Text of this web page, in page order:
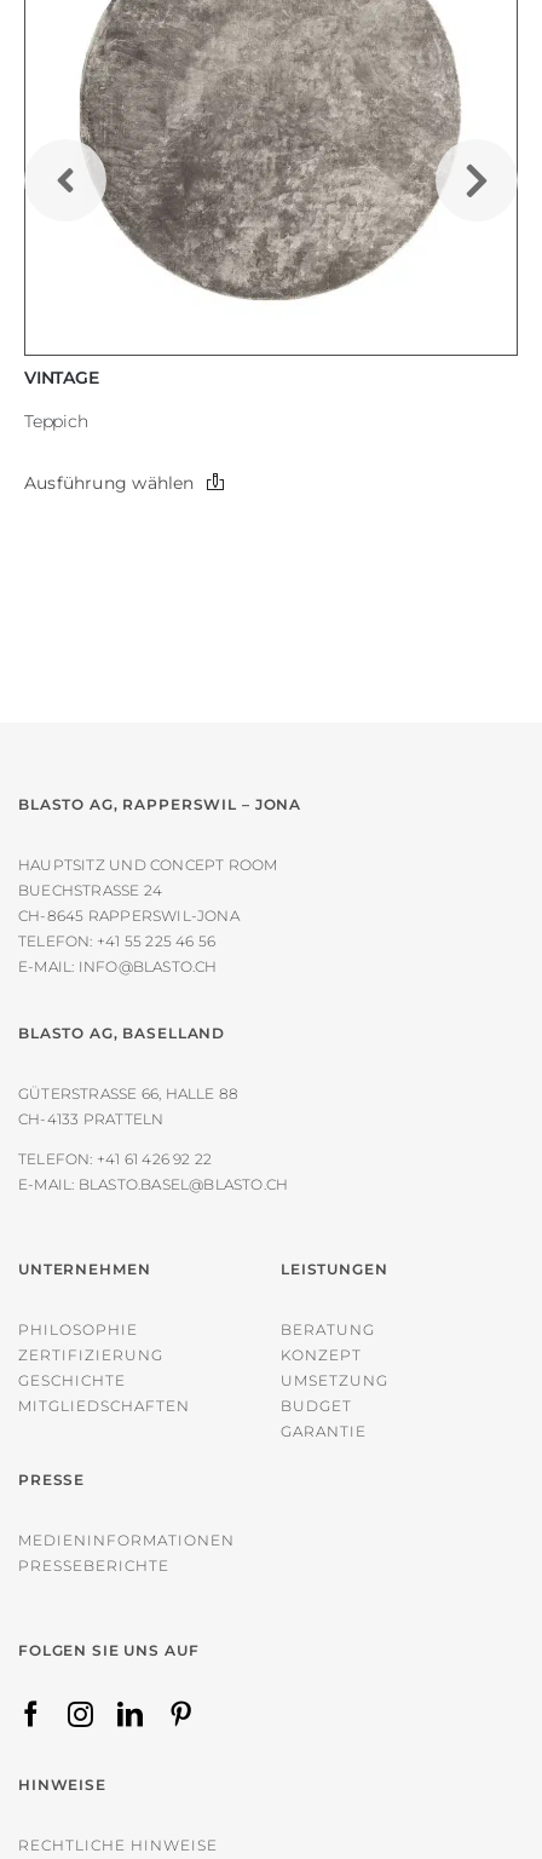
VINTAGE
Teppich
Ausführung wählen
Dieses
BLASTO AG, RAPPERSWIL – JONA
HAUPTSITZ UND CONCEPT ROOM
BUECHSTRASSE 24
CH-8645 RAPPERSWIL-JONA
TELEFON: +41 55 225 46 56
E-MAIL: INFO@BLASTO.CH
BLASTO AG, BASELLAND
GÜTERSTRASSE 66, HALLE 88
CH-4133 PRATTELN
TELEFON: +41 61 426 92 22
E-MAIL: BLASTO.BASEL@BLASTO.CH
UNTERNEHMEN
PHILOSOPHIE
ZERTIFIZIERUNG
GESCHICHTE
MITGLIEDSCHAFTEN
LEISTUNGEN
BERATUNG
KONZEPT
UMSETZUNG
BUDGET
GARANTIE
PRESSE
MEDIENINFORMATIONEN
PRESSEBERICHTE
FOLGEN SIE UNS AUF
HINWEISE
RECHTLICHE HINWEISE